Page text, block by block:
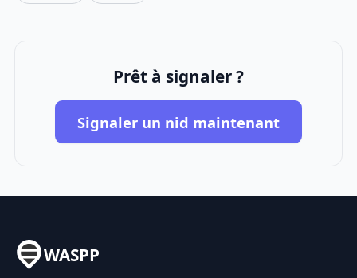
Prêt à signaler ?
Signaler un nid maintenant
WASPP